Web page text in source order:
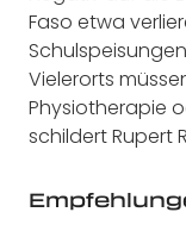
Faso etwa
Vielerorts
Physiotherapie
schildert Rupert